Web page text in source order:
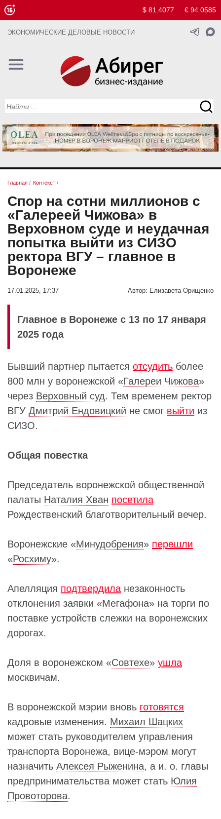
$ 81.4077 € 94.0585
ЭКОНОМИЧЕСКИЕ ДЕЛОВЫЕ НОВОСТИ
Главная / Контекст /
Спор на сотни миллионов с
«Галереей Чижова» в
Верховном суде и неудачная
попытка выйти из СИЗО
ректора ВГУ – главное в
Воронеже
17.01.2025, 17:37 Автор: Елизавета Орищенко
Главное в Воронеже с 13 по 17 января
2025 года
Бывший партнер пытается отсудить более
800 млн у воронежской «Галереи Чижова»
через Верховный суд. Тем временем ректор
ВГУ Дмитрий Ендовицкий не смог выйти из
СИЗО.
Общая повестка
Председатель воронежской общественной
палаты Наталия Хван посетила
Рождественский благотворительный вечер.
Воронежские «Минудобрения» перешли
«Росхиму».
Апелляция подтвердила незаконность
отклонения заявки «Мегафона» на торги по
поставке устройств слежки на воронежских
дорогах.
Доля в воронежском «Совтехе» ушла
москвичам.
В воронежской мэрии вновь готовятся
кадровые изменения. Михаил Шацких
может стать руководителем управления
транспорта Воронежа, вице-мэром могут
назначить Алексея Рыженина, а и. о. главы
предпринимательства может стать Юлия
Провоторова.